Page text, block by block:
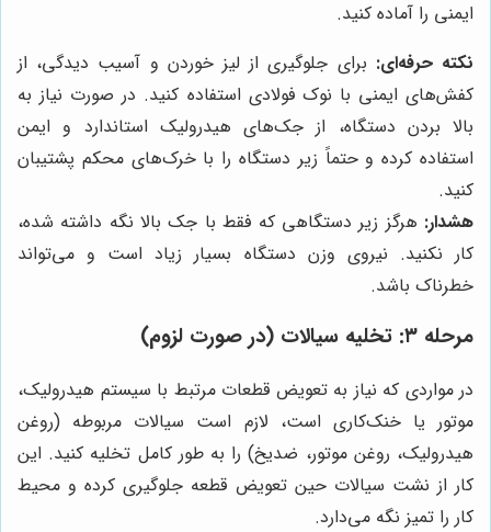
ایمنی را آماده کنید.
نکته حرفه‌ای: برای جلوگیری از لیز خوردن و آسیب دیدگی، از
کفش‌های ایمنی با نوک فولادی استفاده کنید. در صورت نیاز به
بالا بردن دستگاه، از جک‌های هیدرولیک استاندارد و ایمن
استفاده کرده و حتماً زیر دستگاه را با خرک‌های محکم پشتیبان
کنید.
هشدار: هرگز زیر دستگاهی که فقط با جک بالا نگه داشته شده،
کار نکنید. نیروی وزن دستگاه بسیار زیاد است و می‌تواند
خطرناک باشد.
مرحله ۳: تخلیه سیالات (در صورت لزوم)
در مواردی که نیاز به تعویض قطعات مرتبط با سیستم هیدرولیک،
موتور یا خنک‌کاری است، لازم است سیالات مربوطه (روغن
هیدرولیک، روغن موتور، ضدیخ) را به طور کامل تخلیه کنید. این
کار از نشت سیالات حین تعویض قطعه جلوگیری کرده و محیط
کار را تمیز نگه می‌دارد.